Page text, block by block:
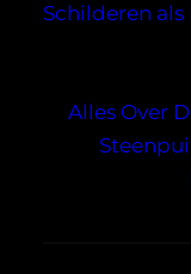
Schilderen
Alles Over